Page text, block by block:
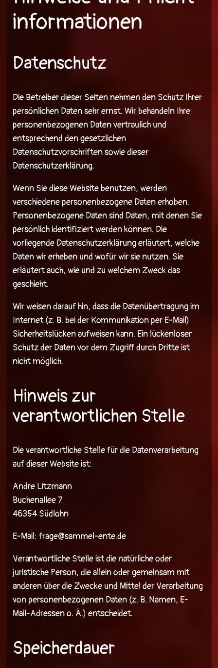
informationen
Datenschutz
Die Betreiber dieser Seiten nehmen den Schutz Ihrer
persönlichen Daten sehr ernst. Wir behandeln Ihre
personenbezogenen Daten vertraulich und
entsprechend den gesetzlichen
Datenschutzvorschriften sowie dieser
Datenschutzerklärung.
Wenn Sie diese Website benutzen, werden
verschiedene personenbezogene Daten erhoben.
Personenbezogene Daten sind Daten, mit denen Sie
persönlich identifiziert werden können. Die
vorliegende Datenschutzerklärung erläutert, welche
Daten wir erheben und wofür wir sie nutzen. Sie
erläutert auch, wie und zu welchem Zweck das
geschieht.
Wir weisen darauf hin, dass die Datenübertragung im
Internet (z. B. bei der Kommunikation per E-Mail)
Sicherheitslücken aufweisen kann. Ein lückenloser
Schutz der Daten vor dem Zugriff durch Dritte ist
nicht möglich.
Hinweis zur
verantwortlichen Stelle
Die verantwortliche Stelle für die Datenverarbeitung
auf dieser Website ist:
Andre Litzmann
Buchenallee 7
46354 Südlohn
E-Mail: frage@sammel-ente.de
Verantwortliche Stelle ist die natürliche oder
juristische Person, die allein oder gemeinsam mit
anderen über die Zwecke und Mittel der Verarbeitung
von personenbezogenen Daten (z. B. Namen, E-
Mail-Adressen o. Ä.) entscheidet.
Speicherdauer